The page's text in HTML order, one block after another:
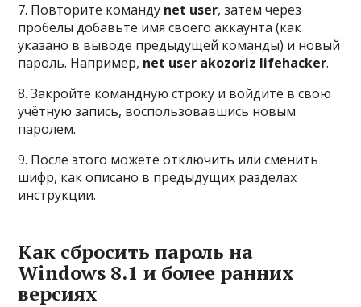
7. Повторите команду net user, затем через
пробелы добавьте имя своего аккаунта (как
указано в выводе предыдущей команды) и новый
пароль. Например, net user akozoriz lifehacker.
8. Закройте командную строку и войдите в свою
учётную запись, воспользовавшись новым
паролем.
9. После этого можете отключить или сменить
шифр, как описано в предыдущих разделах
инструкции.
Как сбросить пароль на
Windows 8.1 и более ранних
версиях